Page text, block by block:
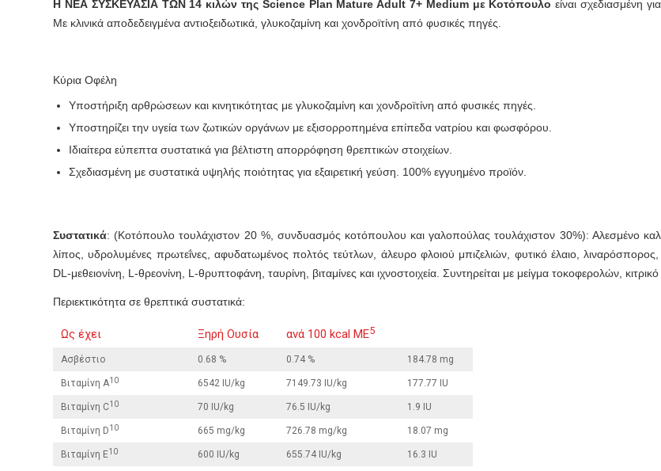
Η ΝΕΑ ΣΥΣΚΕΥΑΣΙΑ ΤΩΝ 14 κιλών της Science Plan Mature Adult 7+ Medium με Κοτόπουλοείναι σχεδιασμένη
Με κλινικά αποδεδειγμένα αντιοξειδωτικά, γλυκοζαμίνη και χονδροϊτίνη από φυσικές πηγές.
Κύρια Οφέλη
Υποστήριξη αρθρώσεων και κινητικότητας με γλυκοζαμίνη και χονδροϊτίνη από φυσικές πηγές.
Υποστηρίζει την υγεία των ζωτικών οργάνων με εξισορροπημένα επίπεδα νατρίου και φωσφόρου.
Ιδιαίτερα εύπεπτα συστατικά για βέλτιστη απορρόφηση θρεπτικών στοιχείων.
Σχεδιασμένη με συστατικά υψηλής ποιότητας για εξαιρετική γεύση. 100% εγγυημένο προϊόν.
Συστατικά: (Κοτόπουλο τουλάχιστον 20 %, συνδυασμός κοτόπουλου και γαλοπούλας τουλάχιστον 30%): Αλεσμένο
λίπος, υδρολυμένες πρωτεΐνες, αφυδατωμένος πολτός τεύτλων, άλευρο φλοιού μπιζελιών, φυτικό έλαιο,
DL-μεθειονίνη, L-θρεονίνη, L-θρυπτοφάνη, ταυρίνη, βιταμίνες και ιχνοστοιχεία. Συντηρείται με μείγμα τοκοφερολών,
Περιεκτικότητα σε θρεπτικά συστατικά:
Ως έχει Ξηρή Ουσία ανά 100 kcal ME5
Ασβέστιο 0.68 % 0.74 % 184.78 mg
Βιταμίνη A10 6542 IU/kg 7149.73 IU/kg 177.77 IU
Βιταμίνη C10 70 IU/kg 76.5 IU/kg 1.9 IU
Βιταμίνη D10 665 mg/kg 726.78 mg/kg 18.07 mg
Βιταμίνη E10 600 IU/kg 655.74 IU/kg 16.3 IU